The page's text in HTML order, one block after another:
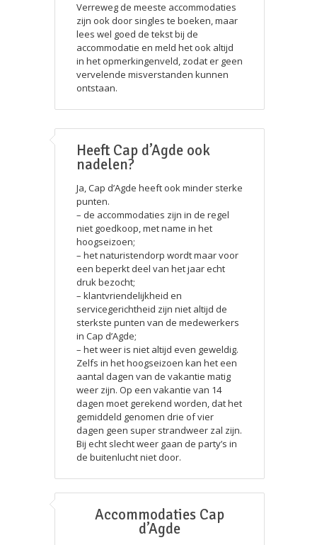
Verreweg de meeste accommodaties
zijn ook door singles te boeken, maar
lees wel goed de tekst bij de
accommodatie en meld het ook altijd
in het opmerkingenveld, zodat er geen
vervelende misverstanden kunnen
ontstaan.
Heeft Cap d’Agde ook
nadelen?
Ja, Cap d’Agde heeft ook minder sterke
punten.
– de accommodaties zijn in de regel
niet goedkoop, met name in het
hoogseizoen;
– het naturistendorp wordt maar voor
een beperkt deel van het jaar echt
druk bezocht;
– klantvriendelijkheid en
servicegerichtheid zijn niet altijd de
sterkste punten van de medewerkers
in Cap d’Agde;
– het weer is niet altijd even geweldig.
Zelfs in het hoogseizoen kan het een
aantal dagen van de vakantie matig
weer zijn. Op een vakantie van 14
dagen moet gerekend worden, dat het
gemiddeld genomen drie of vier
dagen geen super strandweer zal zijn.
Bij echt slecht weer gaan de party’s in
de buitenlucht niet door.
Accommodaties Cap
d’Agde